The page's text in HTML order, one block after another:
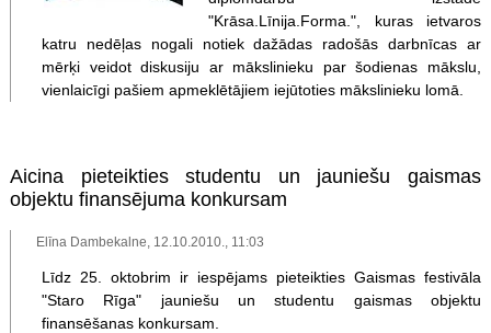
"Krāsa.Līnija.Forma.", kuras ietvaros
katru nedēļas nogali notiek dažādas radošās darbnīcas ar
mērķi veidot diskusiju ar mākslinieku par šodienas mākslu,
vienlaicīgi pašiem apmeklētājiem iejūtoties mākslinieku lomā.
Aicina pieteikties studentu un jauniešu gaismas
objektu finansējuma konkursam
Elīna Dambekalne, 12.10.2010., 11:03
Līdz 25. oktobrim ir iespējams pieteikties Gaismas festivāla
"Staro Rīga" jauniešu un studentu gaismas objektu
finansēšanas konkursam.